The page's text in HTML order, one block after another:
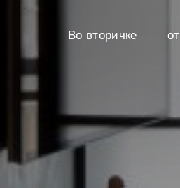
Во вторичке от